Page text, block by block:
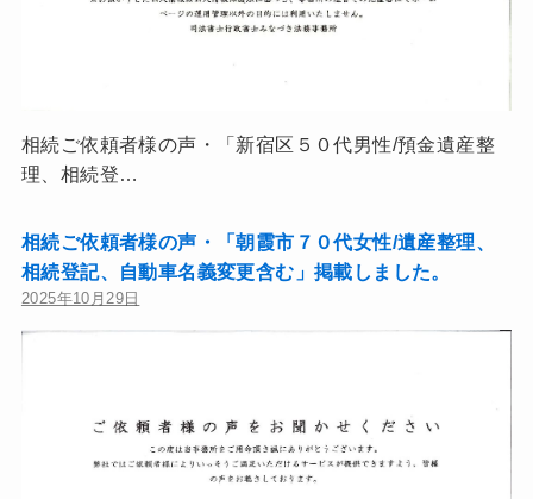
相続ご依頼者様の声・「新宿区５０代男性/預金遺産整
理、相続登…
相続ご依頼者様の声・「朝霞市７０代女性/遺産整理、
相続登記、自動車名義変更含む」掲載しました。
2025年10月29日